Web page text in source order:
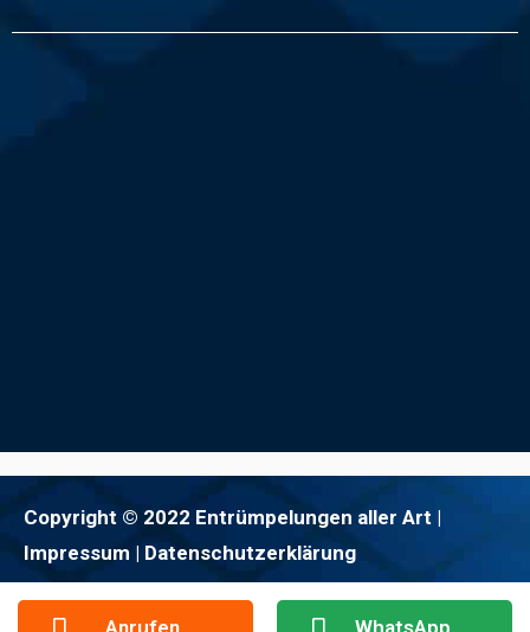
Copyright © 2022 Entrümpelungen aller Art |
Impressum | Datenschutzerklärung
Anrufen WhatsApp